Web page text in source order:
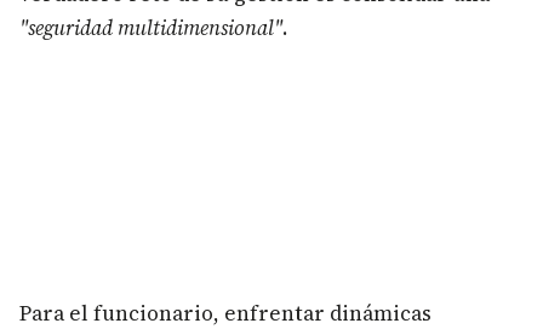
"seguridad multidimensional".
Para el funcionario, enfrentar dinámicas